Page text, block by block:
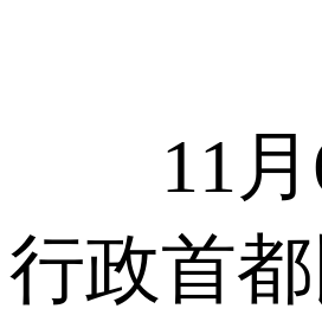
11月6
行政首